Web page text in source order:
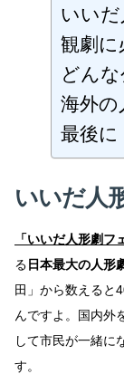
いいだ
観劇に
どん
海外の
最後に
いいだ人
「いいだ人形劇フ
る日本最大の人形
田」から数えると
んですよ。国内外
して市民が一緒に
す。